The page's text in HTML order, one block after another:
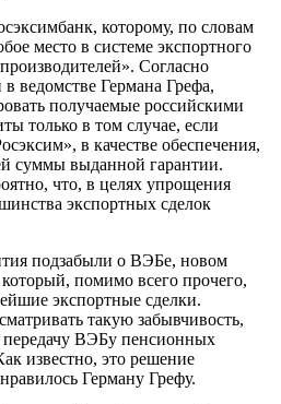
которому, по словам
место в системе экспортного
Согласно
ведомстве Германа Грефа,
получаемые российскими
только в том случае, если
в качестве обеспечения,
суммы выданной гарантии.
что, в целях упрощения
экспортных сделок
подзабыли о ВЭБе, новом
помимо всего прочего,
экспортные сделки.
такую забывчивость,
передачу ВЭБу пенсионных
известно, это решение
Герману Грефу.